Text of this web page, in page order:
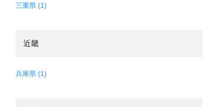
三重県 (1)
近畿
兵庫県 (1)